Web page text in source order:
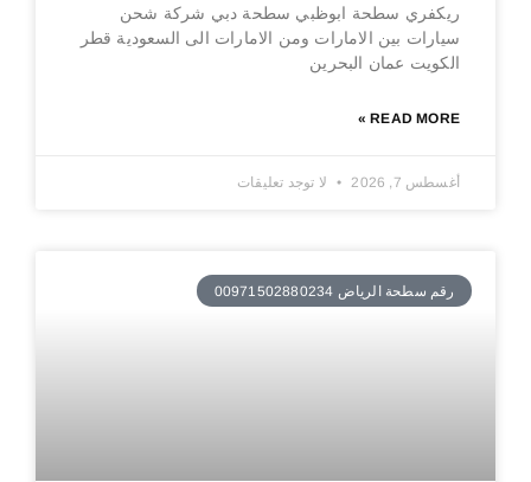
ريكفري سطحة ابوظبي سطحة دبي شركة شحن
سيارات بين الامارات ومن الامارات الى السعودية قطر
الكويت عمان البحرين
READ MORE »
أغسطس 7, 2026 لا توجد تعليقات
رقم سطحة الرياض 00971502880234